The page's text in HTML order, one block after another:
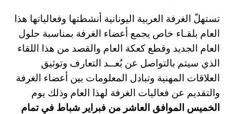
تستهلّ الغرفة العربية اليونانية أنشطتها وفعالياتها هذا
العام بلقـاء خاص يجمع أعضاء الغرفة بمناسبة حلول
العام الجديد وقطع كعكة العام والقصد من هذا اللقاء
الذي سيتم بالتواصل عن بُعــد التعارف وتوثيق
العلاقات المهنية وتبادل المعلومات بين أعضاء الغرفة
والتقديم عن فعاليات الغرفة لهذا العام وذلك يوم
الخميس الموافق العاشر من فبراير شباط في تمام